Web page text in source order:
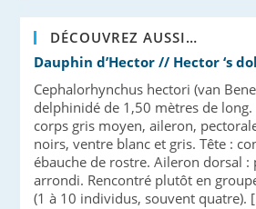
DÉCOUVREZ AUSSI…
Dauphin d’Hector // Hector ‘s
Cephalorhynchus hectori (van
delphinidé de 1,50 mètres de
corps gris moyen, aileron,
noirs, ventre blanc et gris. Tête :
ébauche de rostre. Aileron dorsal
arrondi. Rencontré plutôt en
(1 à 10 individus, souvent quatre).